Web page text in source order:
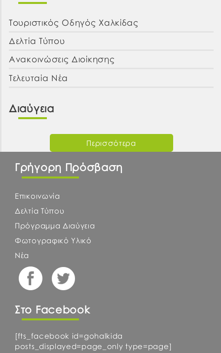
Τουριστικός Οδηγός Χαλκίδας
Δελτία Τύπου
Ανακοινώσεις Διοίκησης
Τελευταία Νέα
Διαύγεια
Περισσότερα
Γρήγορη Πρόσβαση
Επικοινωνία
Δελτία Τύπου
Πρόγραμμα Διαύγεια
Φωτογραφικό Υλικό
Νέα
Στο Facebook
[fts_facebook id=gohalkida
posts_displayed=page_only type=page]